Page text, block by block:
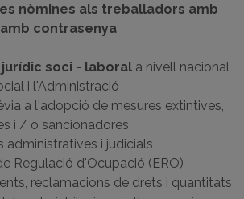
nòmines als treballadors amb
contrasenya
soci - laboral a nivell nacional
i l'Administració
a l'adopció de mesures extintives,
i / o sancionadores
administratives i judicials
Regulació d'Ocupació (ERO)
reclamacions de drets i quantitats